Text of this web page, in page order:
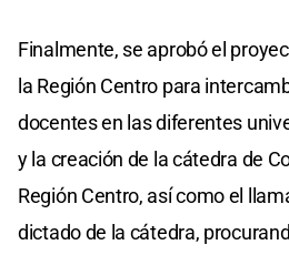
Finalmente, se aprobó el
la Región Centro para
docentes en las diferentes
y la creación de la cátedra de
Región Centro, así como el
dictado de la cátedra,